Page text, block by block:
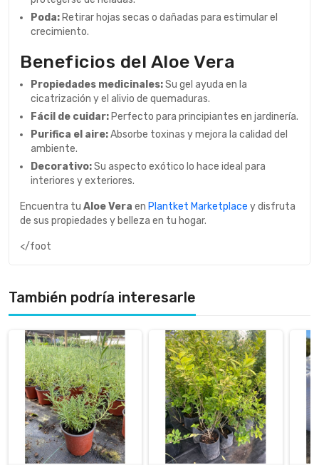
Poda: Retirar hojas secas o dañadas para estimular el
crecimiento.
Beneficios del Aloe Vera
Propiedades medicinales:Su gel ayuda en la
cicatrización y el alivio de quemaduras.
Fácil de cuidar: Perfecto para principiantes en jardinería.
Purifica el aire:Absorbe toxinas y mejora la calidad del
ambiente.
Decorativo:Su aspecto exótico lo hace ideal para
interiores y exteriores.
Encuentra tu Aloe Vera en Plantket Marketplace y disfruta
de sus propiedades y belleza en tu hogar.
</foot
También podría interesarle